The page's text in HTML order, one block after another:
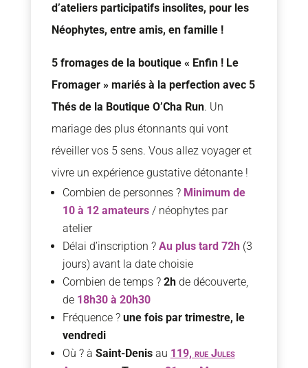
d’ateliers participatifs insolites, pour les
Néophytes, entre amis, en famille !
5 fromages de la boutique « Enfin ! Le
Fromager » mariés à la perfection avec 5
Thés de la Boutique O’Cha Run. Un
mariage des plus étonnants qui vont
réveiller vos 5 sens. Vous allez voyager et
vivre un expérience gustative détonante !
Combien de personnes ? Minimum de
10 à 12 amateurs / néophytes par
atelier
Délai d’inscription ? Au plus tard 72h(3
jours) avant la date choisie
Combien de temps ? 2hde découverte,
de 18h30 à 20h30
Fréquence ? une fois par trimestre, le
vendredi
Où ? à Saint-Denisau 119, rue Jules